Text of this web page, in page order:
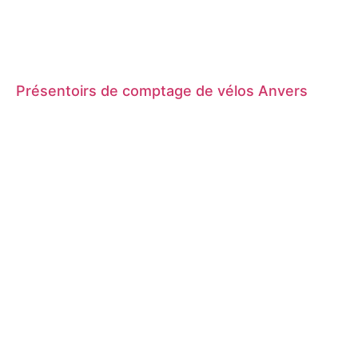
Présentoirs de comptage de vélos Anvers